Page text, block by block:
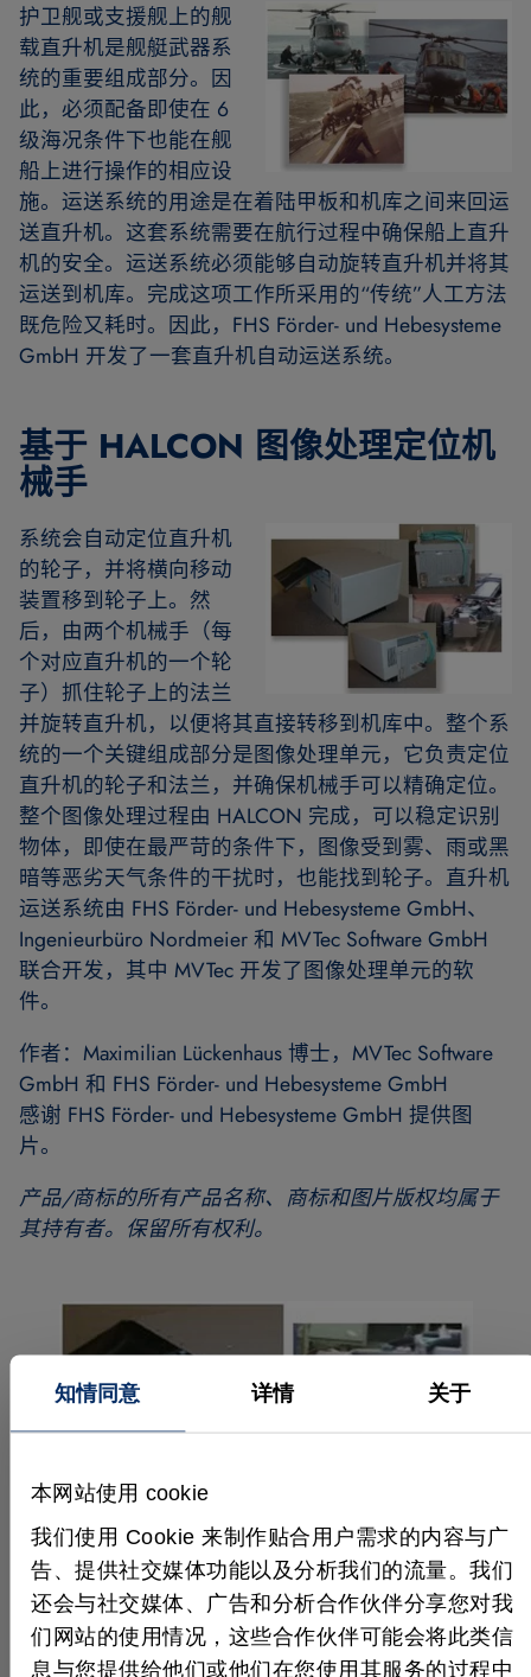
知情同意 详情 关于
本网站使用 cookie
我们使用 Cookie 来制作贴合用户需求的内容与广
告、提供社交媒体功能以及分析我们的流量。我们
还会与社交媒体、广告和分析合作伙伴分享您对我
们网站的使用情况，这些合作伙伴可能会将此类信
息与您提供给他们或他们在您使用其服务的过程中
护卫舰或支援舰上的舰
载直升机是舰艇武器系
统的重要组成部分。因
此，必须配备即使在 6
级海况条件下也能在舰
船上进行操作的相应设
施。运送系统的用途是在着陆甲板和机库之间来回运
送直升机。这套系统需要在航行过程中确保船上直升
机的安全。运送系统必须能够自动旋转直升机并将其
运送到机库。完成这项工作所采用的“传统”人工方法
既危险又耗时。因此，FHS Förder- und Hebesysteme
GmbH 开发了一套直升机自动运送系统。
基于 HALCON 图像处理定位机
械手
系统会自动定位直升机
的轮子，并将横向移动
装置移到轮子上。然
后，由两个机械手（每
个对应直升机的一个轮
子）抓住轮子上的法兰
并旋转直升机，以便将其直接转移到机库中。整个系
统的一个关键组成部分是图像处理单元，它负责定位
直升机的轮子和法兰，并确保机械手可以精确定位。
整个图像处理过程由 HALCON 完成，可以稳定识别
物体，即使在最严苛的条件下，图像受到雾、雨或黑
暗等恶劣天气条件的干扰时，也能找到轮子。直升机
运送系统由 FHS Förder- und Hebesysteme GmbH、
Ingenieurbüro Nordmeier 和 MVTec Software GmbH
联合开发，其中 MVTec 开发了图像处理单元的软
件。
作者：Maximilian Lückenhaus 博士，MVTec Software
GmbH 和 FHS Förder- und Hebesysteme GmbH
感谢 FHS Förder- und Hebesysteme GmbH 提供图
片。
产品/商标的所有产品名称、商标和图片版权均属于
其持有者。保留所有权利。